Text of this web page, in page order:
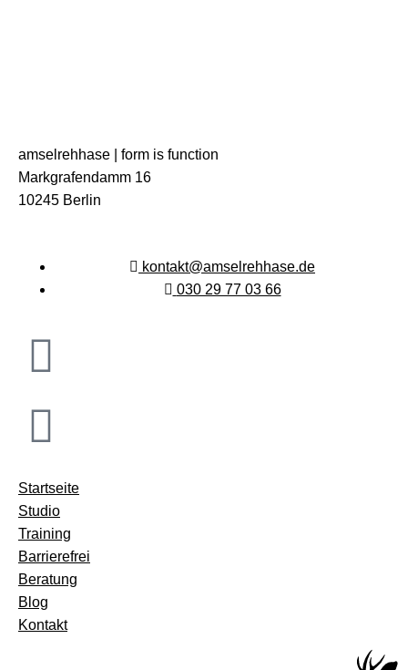
amselrehhase | form is function
Markgrafendamm 16
10245 Berlin
kontakt@amselrehhase.de
030 29 77 03 66
Startseite
Studio
Training
Barrierefrei
Beratung
Blog
Kontakt